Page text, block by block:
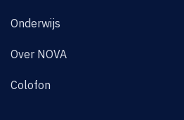
Onderwijs
Over NOVA
Colofon